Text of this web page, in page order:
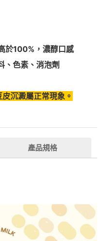
於100%，濃醇口感
、色素、消泡劑
沉澱屬正常現象。
產品規格